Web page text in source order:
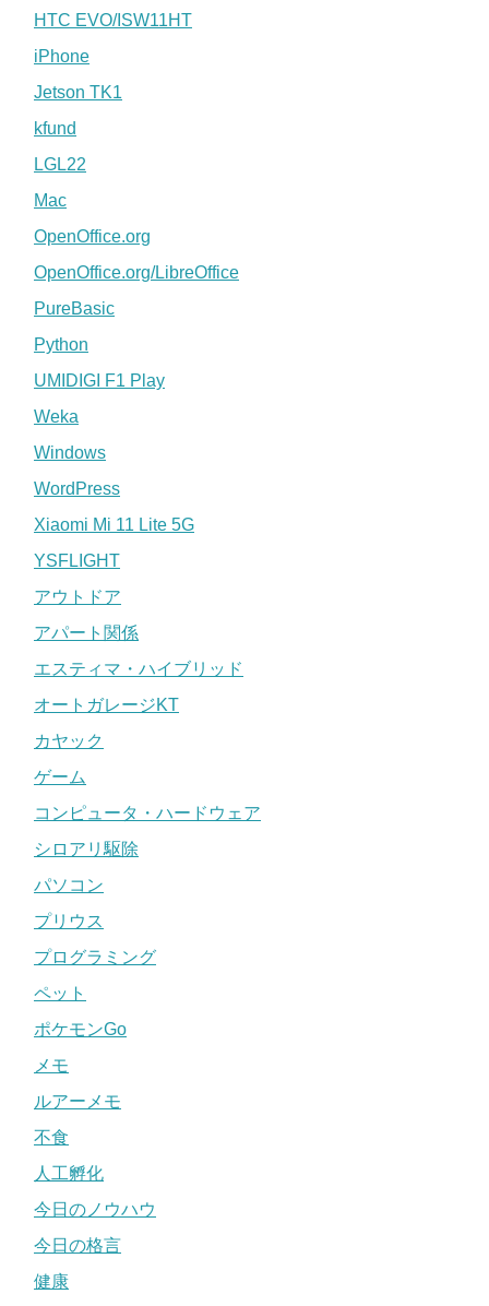
HTC EVO/ISW11HT
iPhone
Jetson TK1
kfund
LGL22
Mac
OpenOffice.org
OpenOffice.org/LibreOffice
PureBasic
Python
UMIDIGI F1 Play
Weka
Windows
WordPress
Xiaomi Mi 11 Lite 5G
YSFLIGHT
アウトドア
アパート関係
エスティマ・ハイブリッド
オートガレージKT
カヤック
ゲーム
コンピュータ・ハードウェア
シロアリ駆除
パソコン
プリウス
プログラミング
ペット
ポケモンGo
メモ
ルアーメモ
不食
人工孵化
今日のノウハウ
今日の格言
健康